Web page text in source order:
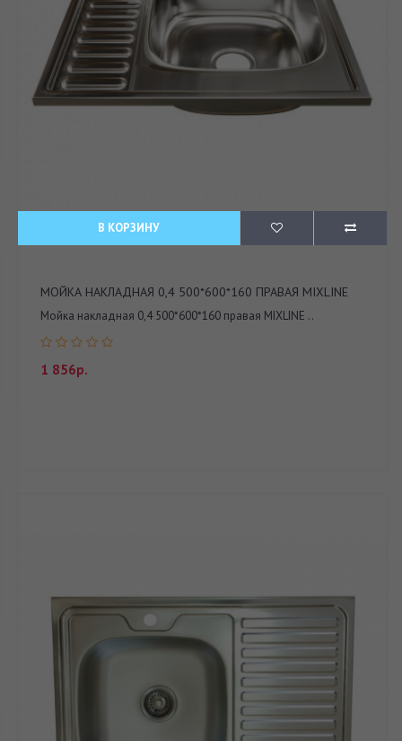
В КОРЗИНУ
МОЙКА НАКЛАДНАЯ 0,4 500*600*160 ПРАВАЯ MIXLINE
Мойка накладная 0,4 500*600*160 правая MIXLINE ..
1 856р.